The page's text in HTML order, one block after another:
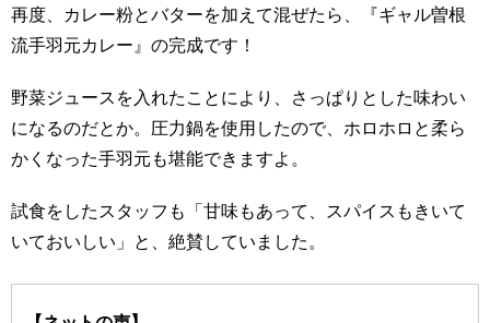
再度、カレー粉とバターを加えて混ぜたら、『ギャル曽根
流手羽元カレー』の完成です！
野菜ジュースを入れたことにより、さっぱりとした味わい
になるのだとか。圧力鍋を使用したので、ホロホロと柔ら
かくなった手羽元も堪能できますよ。
試食をしたスタッフも「甘味もあって、スパイスもきいて
いておいしい」と、絶賛していました。